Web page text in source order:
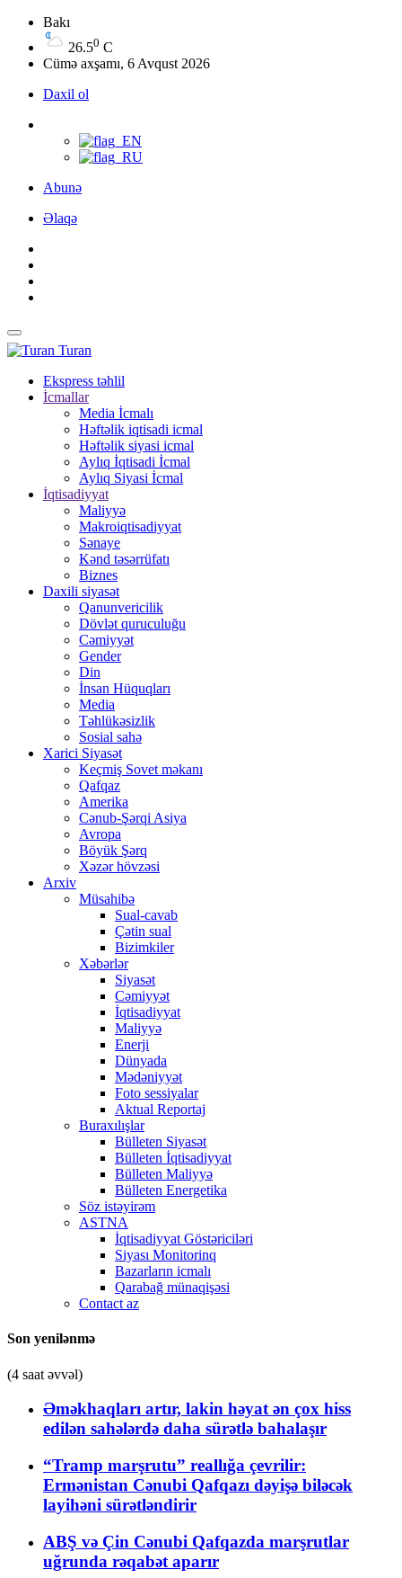
Bakı
26.50 C
Cümə axşamı, 6 Avqust 2026
Daxil ol
Abunə
Əlaqə
Turan
Ekspress təhlil
İcmallar
Media İcmalı
Həftəlik iqtisadi icmal
Həftəlik siyasi icmal
Aylıq İqtisadi İcmal
Aylıq Siyasi İcmal
İqtisadiyyat
Maliyyə
Makroiqtisadiyyat
Sənaye
Kənd təsərrüfatı
Biznes
Daxili siyasət
Qanunvericilik
Dövlət quruculuğu
Cəmiyyət
Gender
Din
İnsan Hüquqları
Media
Təhlükəsizlik
Sosial sahə
Xarici Siyasət
Keçmiş Sovet məkanı
Qafqaz
Amerika
Cənub-Şərqi Asiya
Avropa
Böyük Şərq
Xəzər hövzəsi
Arxiv
Müsahibə
Sual-cavab
Çətin sual
Bizimkiler
Xəbərlər
Siyasət
Cəmiyyət
İqtisadiyyat
Maliyyə
Enerji
Dünyada
Mədəniyyət
Foto sessiyalar
Aktual Reportaj
Buraxılışlar
Bülleten Siyasət
Bülleten İqtisadiyyat
Bülleten Maliyyə
Bülleten Energetika
Söz istəyirəm
ASTNA
İqtisadiyyat Göstəriciləri
Siyası Monitorinq
Bazarların icmalı
Qarabağ münaqişəsi
Contact az
Son yenilənmə
(4 saat əvvəl)
Əməkhaqları artır, lakin həyat ən çox hiss
edilən sahələrdə daha sürətlə bahalaşır
“Tramp marşrutu” reallığa çevrilir:
Ermənistan Cənubi Qafqazı dəyişə biləcək
layihəni sürətləndirir
ABŞ və Çin Cənubi Qafqazda marşrutlar
uğrunda rəqabət aparır